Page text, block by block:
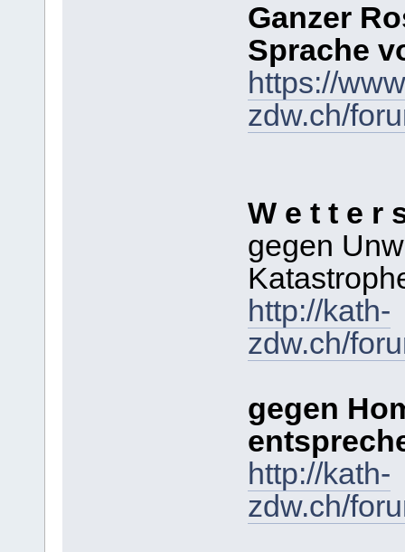
Ganzer
Sprache
https://
zdw.ch/
W e t t e r
gegen
http://kath-
zdw.ch/
gegen
http://kath-
zdw.ch/